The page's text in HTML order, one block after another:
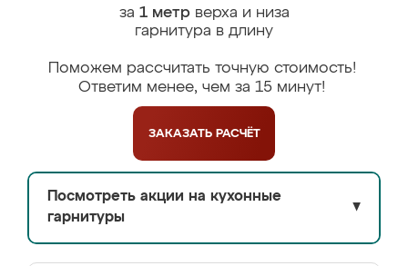
за 1 метрверха и низа
гарнитура в длину
Поможем рассчитать точную стоимость!
Ответим менее, чем за 15 минут!
ЗАКАЗАТЬ РАСЧЁТ
Посмотреть акции на кухонные
гарнитуры
▼